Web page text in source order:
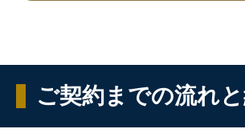
ご契約までの流れ